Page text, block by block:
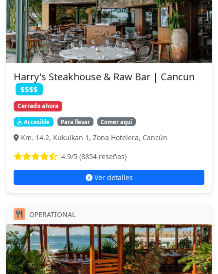
Harry's Steakhouse & Raw Bar | Cancun
$$$$
Cerrado ahora
Accesible Para llevar Comer aquí
Km. 14.2, Kukulkan 1, Zona Hotelera, Cancún
4.9/5 (8854 reseñas)
Ver detalles
OPERATIONAL